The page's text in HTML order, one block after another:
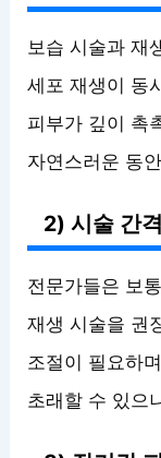
보습 시술과 재
세포 재생이 동
피부가 깊이 촉
자연스러운 동
2) 시술 간
전문가들은 보
재생 시술을 권
조절이 필요하
초래할 수 있으